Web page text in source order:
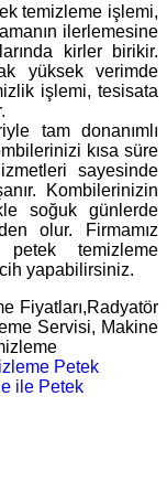
temizleme işlemi,
ilerlemesine
kirler birikir.
yüksek verimde
işlemi, tesisata
tam donanımlı
kısa süre
sayesinde
Kombilerinizin
soğuk günlerde
olur. Firmamız
temizleme
yapabilirsiniz.
Fiyatları,Radyatör
Servisi, Makine
Petek
ile Petek